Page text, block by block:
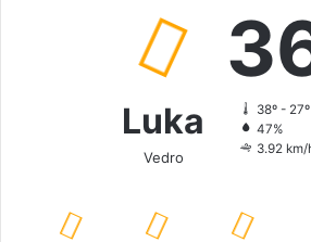
Luka
Vedro
38º - 27º
47%
3.92 km/